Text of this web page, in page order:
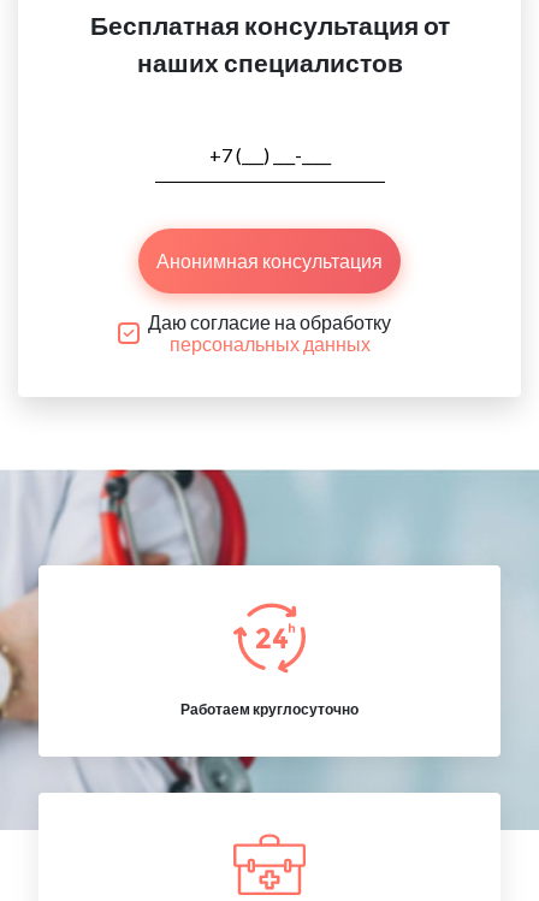
Бесплатная консультация от
наших специалистов
Анонимная консультация
Даю согласие на обработку
персональных данных
Работаем круглосуточно